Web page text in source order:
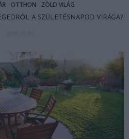
OTTHON ZÖLD VILÁG
A SZÜLETÉSNAPOD VIRÁGA?